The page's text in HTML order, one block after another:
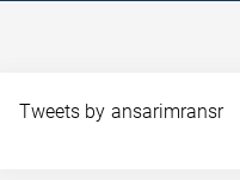
Tweets by ansarimransr